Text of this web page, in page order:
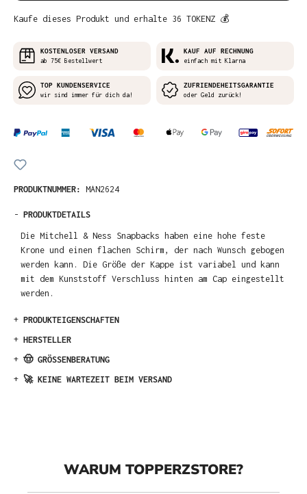
Kaufe dieses Produkt und erhalte 36 TOKENZ 💰
KOSTENLOSER VERSAND
ab 75€ Bestellwert
KAUF AUF RECHNUNG
einfach mit Klarna
TOP KUNDENSERVICE
wir sind immer für dich da!
ZUFRIENDEHEITSGARANTIE
oder Geld zurück!
PRODUKTNUMMER: MAN2624
- PRODUKTDETAILS
Die Mitchell & Ness Snapbacks haben eine hohe feste
Krone und einen flachen Schirm, der nach Wunsch gebogen
werden kann. Die Größe der Kappe ist variabel und kann
mit dem Kunststoff Verschluss hinten am Cap eingestellt
werden.
+ PRODUKTEIGENSCHAFTEN
+ HERSTELLER
+ 🤠 GRÖSSENBERATUNG
+ 🚀 KEINE WARTEZEIT BEIM VERSAND
WARUM TOPPERZSTORE?